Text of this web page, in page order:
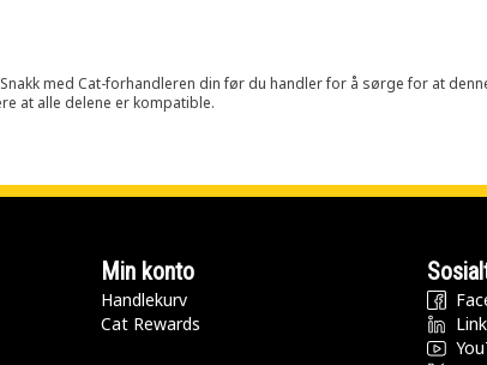
med Cat-forhandleren din før du handler for å sørge for at
at alle delene er kompatible.
Min konto
Handlekurv
Cat Rewards